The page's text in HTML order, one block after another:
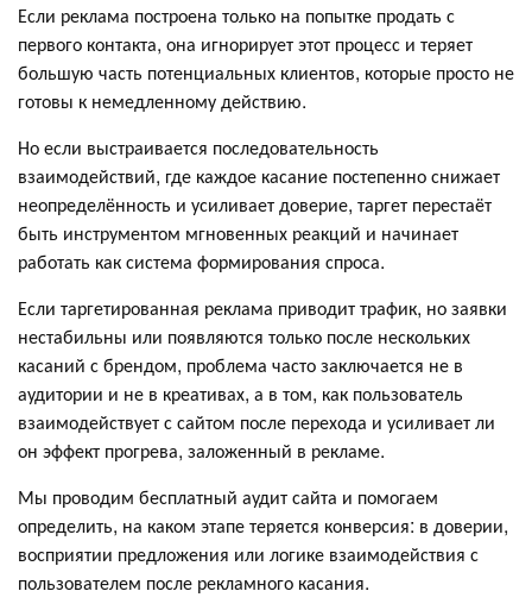
Если реклама построена только на попытке продать с
первого контакта, она игнорирует этот процесс и теряет
большую часть потенциальных клиентов, которые просто не
готовы к немедленному действию.
Но если выстраивается последовательность
взаимодействий, где каждое касание постепенно снижает
неопределённость и усиливает доверие, таргет перестаёт
быть инструментом мгновенных реакций и начинает
работать как система формирования спроса.
Если таргетированная реклама приводит трафик, но заявки
нестабильны или появляются только после нескольких
касаний с брендом, проблема часто заключается не в
аудитории и не в креативах, а в том, как пользователь
взаимодействует с сайтом после перехода и усиливает ли
он эффект прогрева, заложенный в рекламе.
Мы проводим бесплатный аудит сайта и помогаем
определить, на каком этапе теряется конверсия: в доверии,
восприятии предложения или логике взаимодействия с
пользователем после рекламного касания.